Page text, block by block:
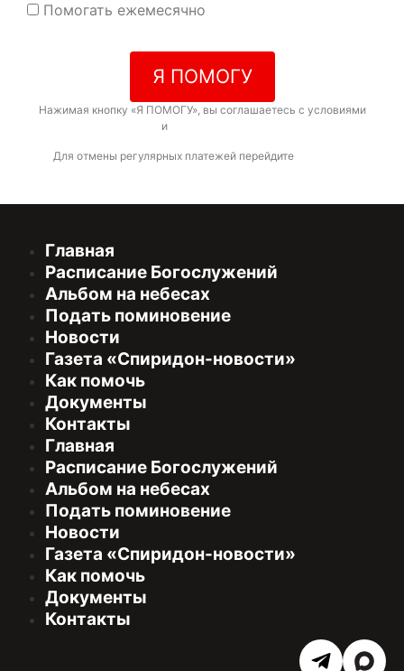
Помогать ежемесячно
Я ПОМОГУ
Нажимая кнопку «Я ПОМОГУ», вы соглашаетесь с условиями
и
Для отмены регулярных платежей перейдите
Главная
Расписание Богослужений
Альбом на небесах
Подать поминовение
Новости
Газета «Спиридон-новости»
Как помочь
Документы
Контакты
Главная
Расписание Богослужений
Альбом на небесах
Подать поминовение
Новости
Газета «Спиридон-новости»
Как помочь
Документы
Контакты